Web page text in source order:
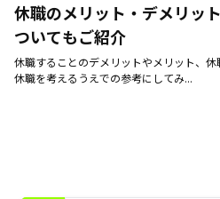
休職のメリット・デメリッ
ついてもご紹介
休職することのデメリットやメリット、休
休職を考えるうえでの参考にしてみ...